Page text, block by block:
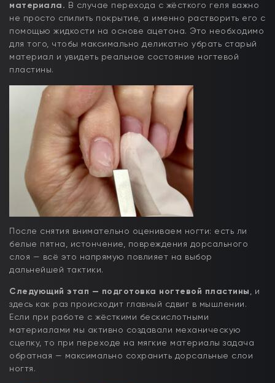
материала. В случае перехода с жёсткого геля важно
не просто спилить покрытие, а именно растворить его с
помощью жидкости на основе ацетона. Это необходимо
для того, чтобы максимально деликатно убрать старый
материал и увидеть реальное состояние ногтевой
пластины.
После снятия внимательно оцениваем ногти: есть ли
белые пятна, истончение, повреждения дорсального
слоя — всё это напрямую повлияет на выбор
дальнейшей тактики.
Следующий этап — подготовка ногтевой пластины , и
здесь как раз происходит главный сдвиг в мышлении.
Если при работе с жёсткими бескислотными
материалами мы активно создавали механическую
сцепку, то при переходе на мягкие материалы задача
обратная — максимально сохранить дорсальные слои
ногтя.